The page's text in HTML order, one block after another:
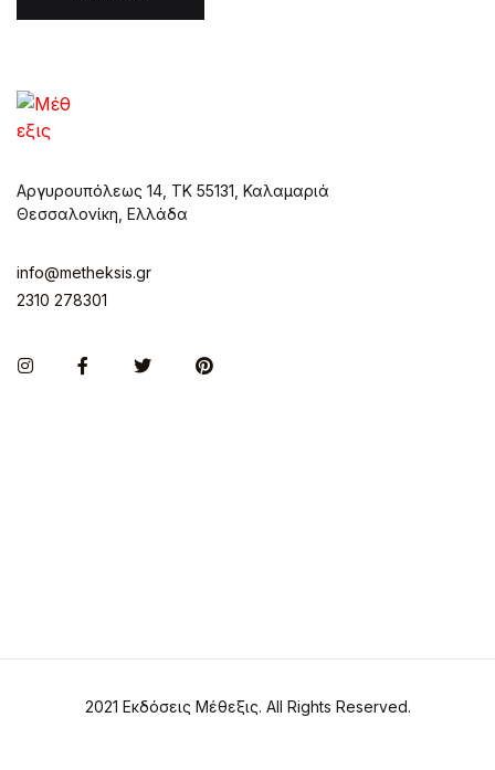
Αργυρουπόλεως 14, ΤΚ 55131, Καλαμαριά
Θεσσαλονίκη, Ελλάδα
info@metheksis.gr
2310 278301
InstagramFacebookTwitter Pinterest
2021 Εκδόσεις Μέθεξις. All Rights Reserved.